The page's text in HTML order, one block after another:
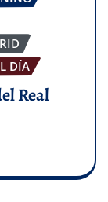
DÍA
Real